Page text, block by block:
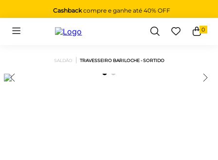
Cashbackcompre e ganhe até 40% OFF
0
SALDÃO TRAVESSEIRO BARILOCHE - SORTIDO